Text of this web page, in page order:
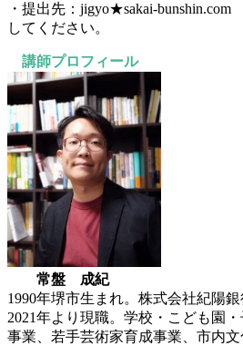
・提出先：jigyo★sakai-
してください。
講師プロフィール
常盤 成紀
1990年堺市生まれ。株式会社紀陽
2021年より現職。学校・こども園
事業、若手芸術家育成事業、市内